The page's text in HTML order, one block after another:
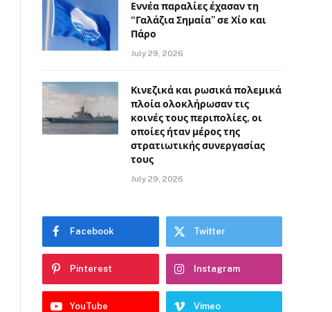
Εννέα παραλίες έχασαν τη
“Γαλάζια Σημαία” σε Χίο και
Πάρο
July 29, 2026
Κινεζικά και ρωσικά πολεμικά
πλοία ολοκλήρωσαν τις
κοινές τους περιπολίες, οι
οποίες ήταν μέρος της
στρατιωτικής συνεργασίας
τους
July 29, 2026
Facebook Twitter
Pinterest Instagram
YouTube Vimeo